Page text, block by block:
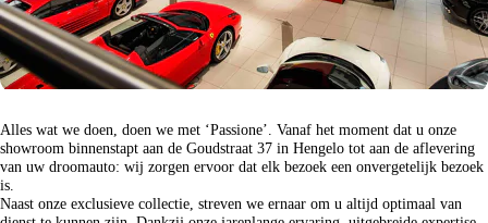
Alles wat we doen, doen we met ‘Passione’. Vanaf het moment dat u onze
showroom binnenstapt aan de Goudstraat 37 in Hengelo tot aan de aflevering
van uw droomauto: wij zorgen ervoor dat elk bezoek een onvergetelijk bezoek
is.
Naast onze exclusieve collectie, streven we ernaar om u altijd optimaal van